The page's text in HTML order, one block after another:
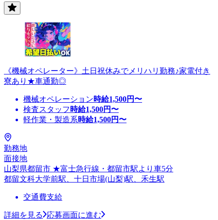
《機械オペレーター》土日祝休みでメリハリ勤務♪家電付き
寮あり★車通勤◎
機械オペレーション時給1,500円〜
検査スタッフ 時給1,500円〜
軽作業・製造系時給1,500円〜
勤務地
面接地
山梨県都留市 ★富士急行線・都留市駅より車5分
都留文科大学前駅、十日市場(山梨)駅、禾生駅
交通費支給
詳細を見る
応募画面に進む